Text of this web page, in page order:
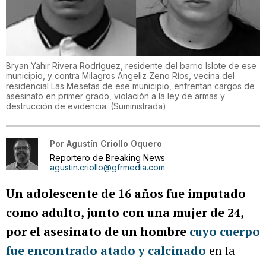
Bryan Yahir Rivera Rodríguez, residente del barrio Islote de ese
municipio, y contra Milagros Angeliz Zeno Ríos, vecina del
residencial Las Mesetas de ese municipio, enfrentan cargos de
asesinato en primer grado, violación a la ley de armas y
destrucción de evidencia. (Suministrada)
Por Agustín Criollo Oquero
Reportero de Breaking News
agustin.criollo@gfrmedia.com
Un adolescente de 16 años fue imputado
como adulto, junto con una mujer de 24,
por el asesinato de un hombre cuyo cuerpo
fue encontrado atado y calcinado en la